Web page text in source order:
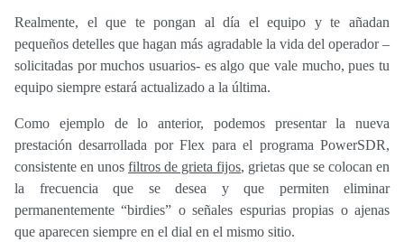
Realmente, el que te pongan al día el equipo y te añadan
pequeños detelles que hagan más agradable la vida del operador –
solicitadas por muchos usuarios- es algo que vale mucho, pues tu
equipo siempre estará actualizado a la última.
Como ejemplo de lo anterior, podemos presentar la nueva
prestación desarrollada por Flex para el programa PowerSDR,
consistente en unos filtros de grieta fijos, grietas que se colocan en
la frecuencia que se desea y que permiten eliminar
permanentemente “birdies” o señales espurias propias o ajenas
que aparecen siempre en el dial en el mismo sitio.